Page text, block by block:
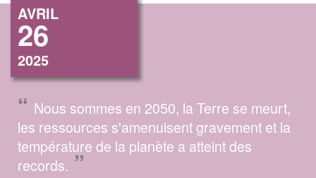
AVRIL
26
2025
“ Nous sommes en 2050, la Terre se meurt,
les ressources s'amenuisent gravement et la
température de la planète a atteint des
records. ”